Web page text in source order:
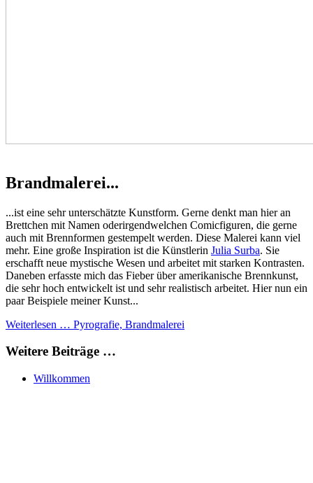
Brandmalerei...
...ist eine sehr unterschätzte Kunstform. Gerne denkt man hier an
Brettchen mit Namen oderirgendwelchen Comicfiguren, die gerne
auch mit Brennformen gestempelt werden. Diese Malerei kann viel
mehr. Eine große Inspiration ist die Künstlerin Julia Surba. Sie
erschafft neue mystische Wesen und arbeitet mit starken Kontrasten.
Daneben erfasste mich das Fieber über amerikanische Brennkunst,
die sehr hoch entwickelt ist und sehr realistisch arbeitet. Hier nun ein
paar Beispiele meiner Kunst...
Weiterlesen … Pyrografie, Brandmalerei
Weitere Beiträge …
Willkommen